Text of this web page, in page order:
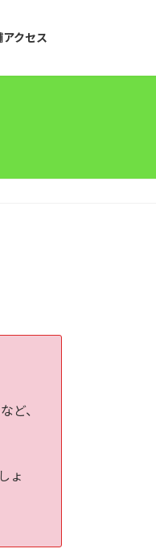
アクセス
ど、
ょ